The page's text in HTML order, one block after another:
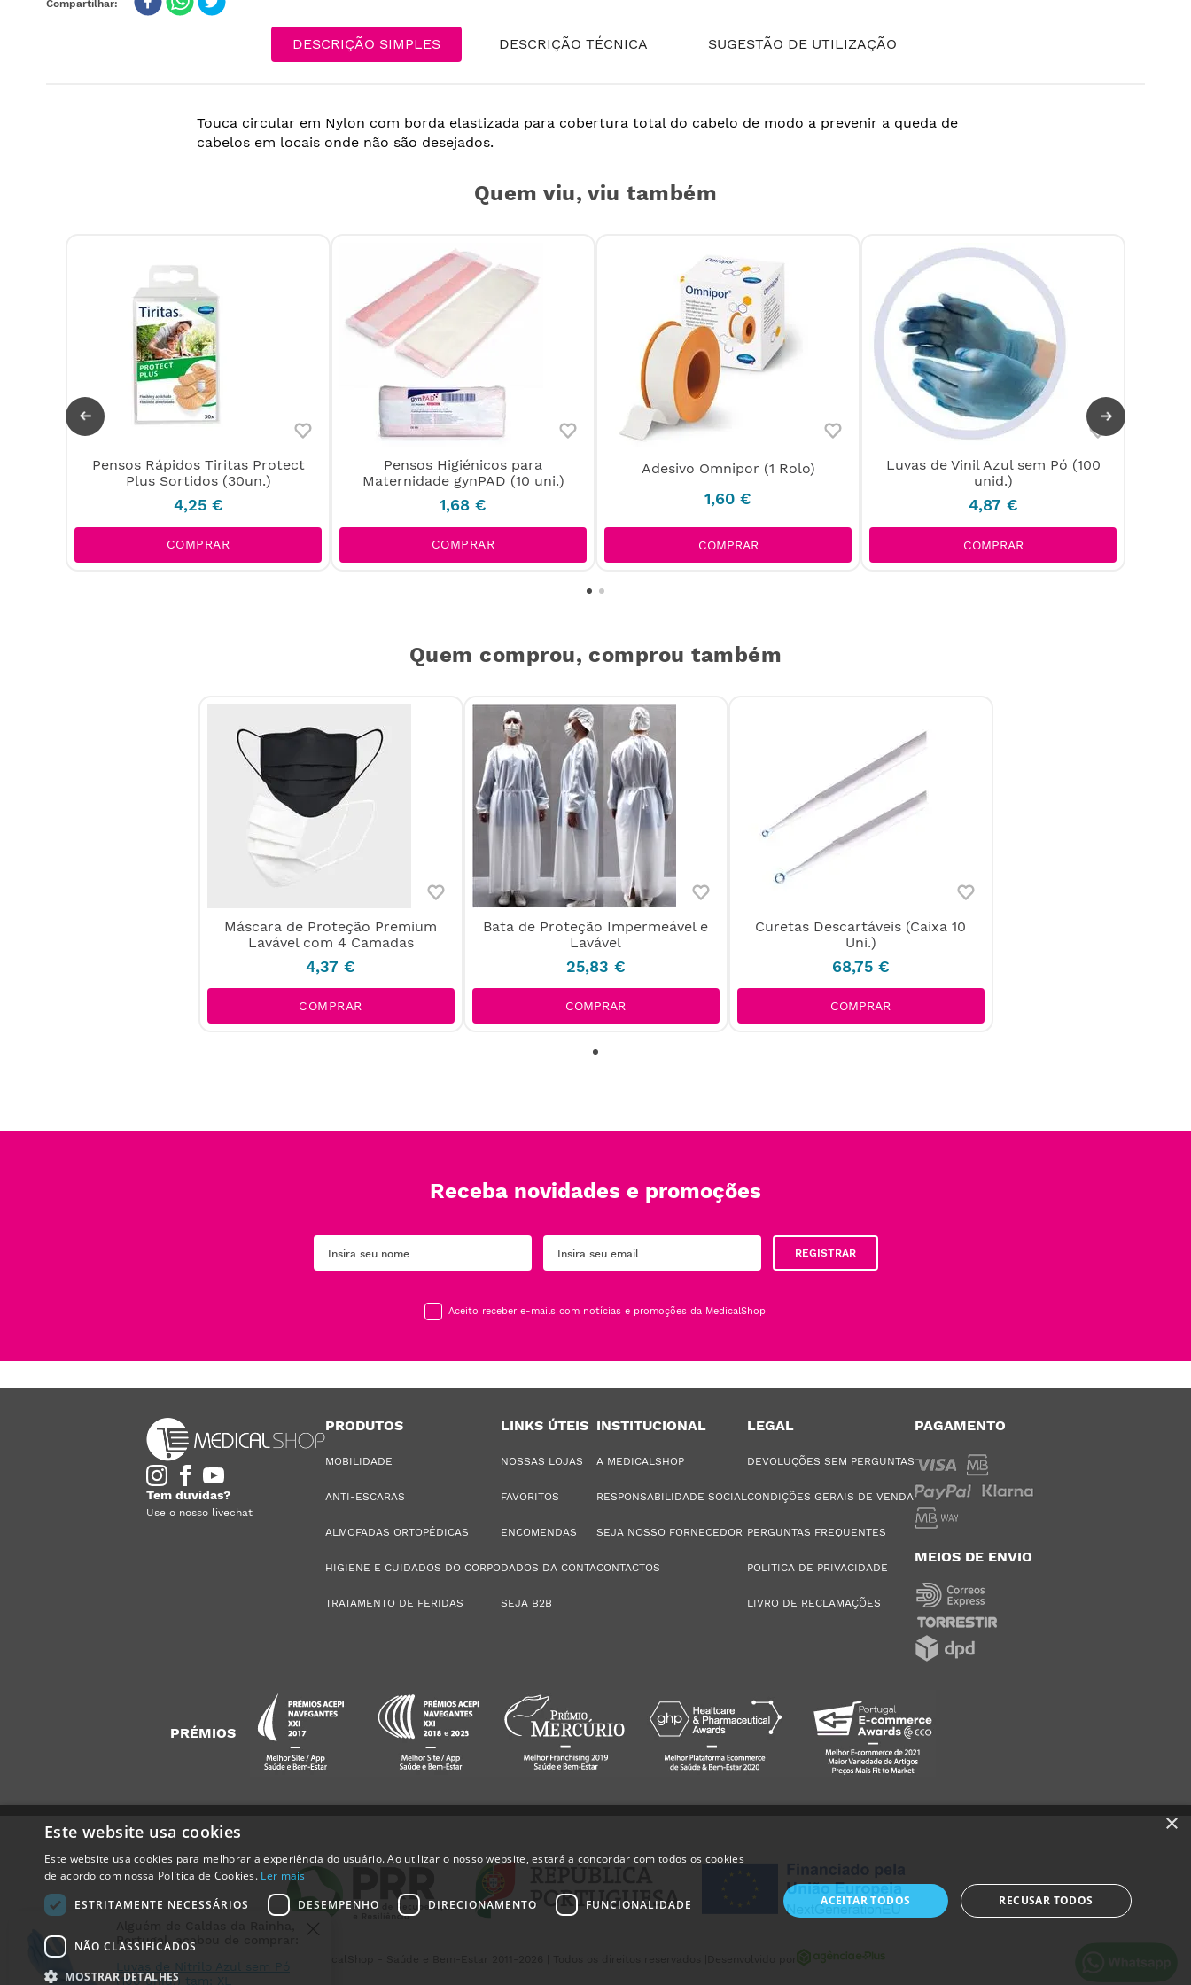
DESCRIÇÃO SIMPLES DESCRIÇÃO TÉCNICA SUGESTÃO DE UTILIZAÇÃO
Touca circular em Nylon com borda elastizada para cobertura total do cabelo de modo a prevenir a queda de
cabelos em locais onde não são desejados.
Quem viu, viu também
Pensos Rápidos Tiritas Protect
Plus Sortidos (30un.)
4,25 €
COMPRAR
Pensos Higiénicos para
Maternidade gynPAD (10 uni.)
1,68 €
COMPRAR
Adesivo Omnipor (1 Rolo)
1,60 €
COMPRAR
Luvas de Vinil Azul sem Pó (100
unid.)
4,87 €
COMPRAR
Quem comprou, comprou também
Máscara de Proteção Premium
Lavável com 4 Camadas
4,37 €
COMPRAR
Bata de Proteção Impermeável e
Lavável
25,83 €
COMPRAR
Curetas Descartáveis (Caixa 10
Uni.)
68,75 €
COMPRAR
Receba novidades e promoções
REGISTRAR
Aceito receber e-mails com notícias e promoções da MedicalShop
Tem duvidas?
Use o nosso livechat
PRODUTOS
MOBILIDADE
ANTI-ESCARAS
ALMOFADAS ORTOPÉDICAS
HIGIENE E CUIDADOS DO CORPO
TRATAMENTO DE FERIDAS
LINKS ÚTEIS
NOSSAS LOJAS
FAVORITOS
ENCOMENDAS
DADOS DA CONTA
SEJA B2B
INSTITUCIONAL
A MEDICALSHOP
RESPONSABILIDADE SOCIAL
SEJA NOSSO FORNECEDOR
CONTACTOS
LEGAL
DEVOLUÇÕES SEM PERGUNTAS
CONDIÇÕES GERAIS DE VENDA
PERGUNTAS FREQUENTES
POLITICA DE PRIVACIDADE
LIVRO DE RECLAMAÇÕES
PAGAMENTO
MEIOS DE ENVIO
PRÉMIOS
×
Este website usa cookies
Este website usa cookies para melhorar a experiência do usuário. Ao utilizar o nosso website, estará a concordar com todos os cookies
de acordo com nossa Política de Cookies. Ler mais
ESTRITAMENTE NECESSÁRIOS
DESEMPENHO DIRECIONAMENTO FUNCIONALIDADE
NÃO CLASSIFICADOS
MOSTRAR DETALHES
ACEITAR TODOS RECUSAR TODOS
Alguém deCaldas da Rainha,
Portugal, acabou de comprar:
Luvas de Nitrilo Azul sem Pó
15 horas atrás